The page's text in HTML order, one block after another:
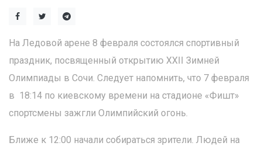
На Ледовой арене 8 февраля состоялся спортивный
праздник, посвященный открытию XXII Зимней
Олимпиады в Сочи. Следует напомнить, что 7 февраля
в 18:14 по киевскому времени на стадионе «Фишт»
спортсмены зажгли Олимпийский огонь.
Ближе к 12:00 начали собираться зрители. Людей на